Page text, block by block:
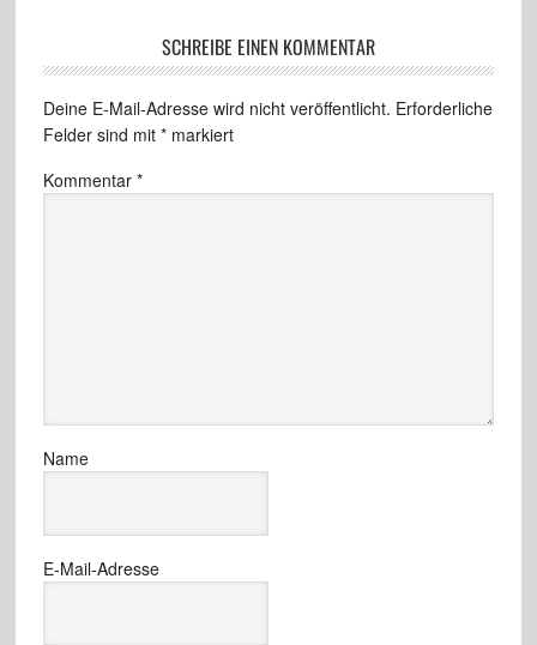
SCHREIBE EINEN KOMMENTAR
Deine E-Mail-Adresse wird nicht veröffentlicht. Erforderliche
Felder sind mit *markiert
Kommentar *
Name
E-Mail-Adresse